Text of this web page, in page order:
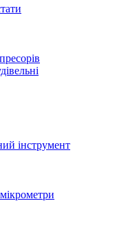
інструмент